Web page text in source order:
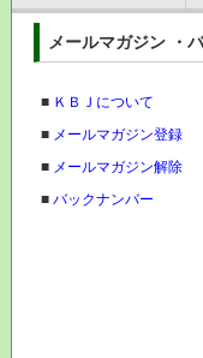
メールマガジン
■ ＫＢＪについて
■ メールマガジン登録
■ メールマガジン解除
■ バックナンバー